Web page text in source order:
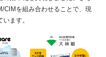
CIMを組み合わせることで、現
ます。